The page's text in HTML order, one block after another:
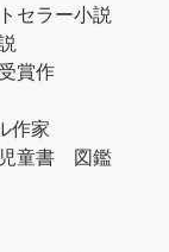
セラー小説
賞作
作家
児童書
図鑑